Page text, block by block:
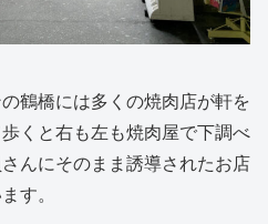
鶴橋には多くの焼肉店が軒を
くと右も左も焼肉屋で下調べ
んにそのまま誘導されたお店
す。